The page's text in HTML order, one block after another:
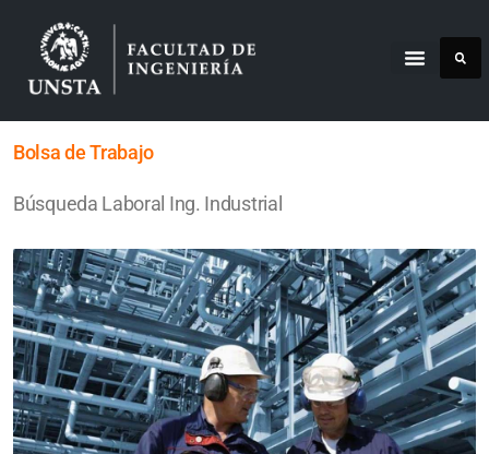
Bolsa de Trabajo
Búsqueda Laboral Ing. Industrial